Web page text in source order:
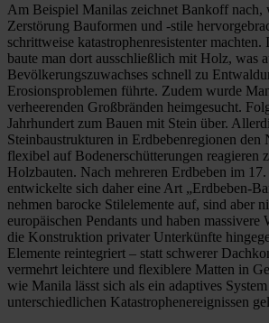
Am Beispiel Manilas zeichnet Bankoff nach,
Zerstörung Bauformen und -stile
schrittweise katastrophenresistenter machten.
baute man dort ausschließlich mit Holz, was
Bevölkerungszuwachses schnell zu
Erosionsproblemen führte. Zudem wurde
verheerenden Großbränden heimgesucht.
Jahrhundert zum Bauen mit Stein über.
Steinbaustrukturen in Erdbebenregionen den
flexibel auf Bodenerschütterungen reagieren
Holzbauten. Nach mehreren Erdbeben im 17.
entwickelte sich daher eine Art „Erdbeben-
nehmen barocke Stilelemente auf, sind aber
europäischen Pendants und haben
die Konstruktion privater Unterkünfte
Elemente reintegriert – statt schwerer
vermehrt leichtere und flexiblere Matten in
wie Manila lässt sich als ein adaptives
unterschiedlichen Katastrophenereignissen